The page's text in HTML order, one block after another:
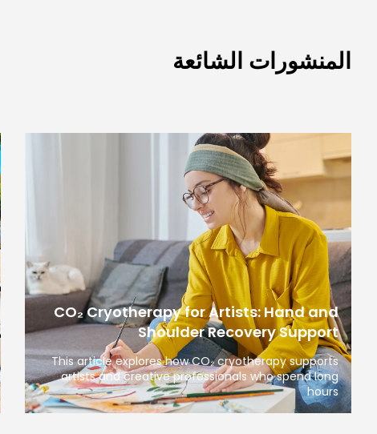
المنشورات الشائعة
CO₂ Cryotherapy for Artists: Hand and
Shoulder Recovery Support
This article explores how CO₂ cryotherapy supports
artists and creative professionals who spend long
hours